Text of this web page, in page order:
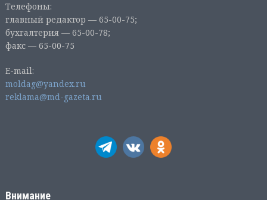
Телефоны:
главный редактор — 65-00-75;
бухгалтерия — 65-00-78;
факс — 65-00-75
E-mail:
moldag@yandex.ru
reklama@md-gazeta.ru
Внимание